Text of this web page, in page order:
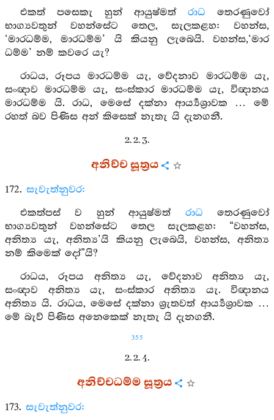
එකත් පසෙකැ හුන් ආයුෂ්මත් රාධ තෙරණුවෝ
භාග්‍යවතුන් වහන්සේට තෙල, සැලකළහ: වහන්ස,
‘මාරධම්ම, මාරධම්ම’ යි කියනු ලැබෙයි. වහන්ස,‘මාර
ධම්ම’ නම් කවරෙ යැ?
රාධය, රූපය මාරධම්ම යැ, වේදනාව මාරධම්ම යැ,
සංඥාව මාරධම්ම යැ, සංස්කාර මාරධම්ම යැ, විඥානය
මාරධම්ම යි. රාධ, මෙසේ දක්නා ආර්‍ය්‍යශ්‍රාවක … මේ
රහත් බව පිණිස අන් කිසෙක් නැතැ යි දැනගනී.
2. 2. 3.
අනිච්ච සූත්‍රය
172. සැවැත්නුවර:
එකත්පස් ව හුන් ආයුෂ්මත් රාධ තෙරණුවෝ
භාග්‍යවතුන් වහන්සේට තෙල සැලකළහ: “වහන්ස,
අනිත්‍ය යැ, අනිත්‍ය’යි කියනු ලැබෙයි, වහන්ස, අනිත්‍ය
නම් කිමෙක් දෝ”යි?
රාධය, රූපය අනිත්‍ය යැ, වේදනාව අනිත්‍ය යැ,
සංඥාව අනිත්‍ය යැ, සංස්කාර අනිත්‍ය යැ. විඥානය
අනිත්‍ය යි. රාධය, මෙසේ දක්නා ශ්‍රැතවත් ආර්‍ය්‍යශ්‍රාවක …
මේ බැව් පිණිස අනෙකෙක් නැතැ යි දැනගනී.
355
2. 2. 4.
අනිච්චධම්ම සූත්‍රය
173. සැවැත්නුවර: